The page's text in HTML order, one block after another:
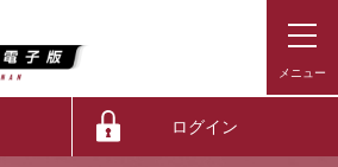
ログイン